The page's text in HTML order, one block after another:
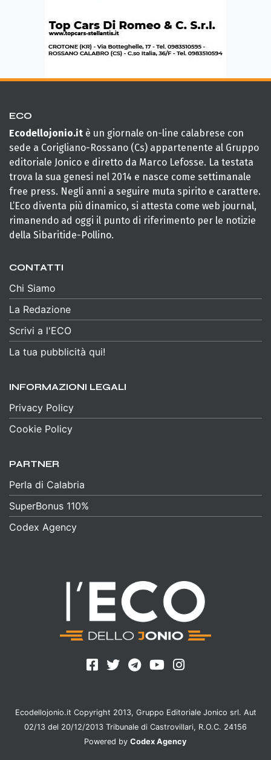
ECO
Ecodellojonio.it è un giornale on-line calabrese con
sede a Corigliano-Rossano (Cs) appartenente al Gruppo
editoriale Jonico e diretto da Marco Lefosse. La testata
trova la sua genesi nel 2014 e nasce come settimanale
free press. Negli anni a seguire muta spirito e carattere.
L’Eco diventa più dinamico, si attesta come web journal,
rimanendo ad oggi il punto di riferimento per le notizie
della Sibaritide-Pollino.
CONTATTI
Chi Siamo
La Redazione
Scrivi a l'ECO
La tua pubblicità qui!
INFORMAZIONI LEGALI
Privacy Policy
Cookie Policy
PARTNER
Perla di Calabria
SuperBonus 110%
Codex Agency
Ecodellojonio.it Copyright 2013, Gruppo Editoriale Jonico srl. Aut
02/13 del 20/12/2013 Tribunale di Castrovillari, R.O.C. 24156
Powered by Codex Agency